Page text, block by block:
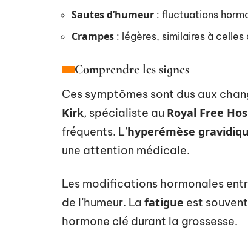
Sautes d’humeur : fluctuations
Crampes : légères, similaires à celles
Comprendre les signes
Ces symptômes sont dus aux
Kirk, spécialiste au Royal Free
fréquents. L’hyperémèse
une attention médicale.
Les modifications hormonales
de l’humeur. La fatigue est
hormone clé durant la grossesse.